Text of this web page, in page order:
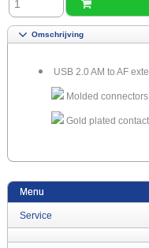
Omschrijving
USB 2.0 AM to AF
Molded
Gold plated
Menu
Service